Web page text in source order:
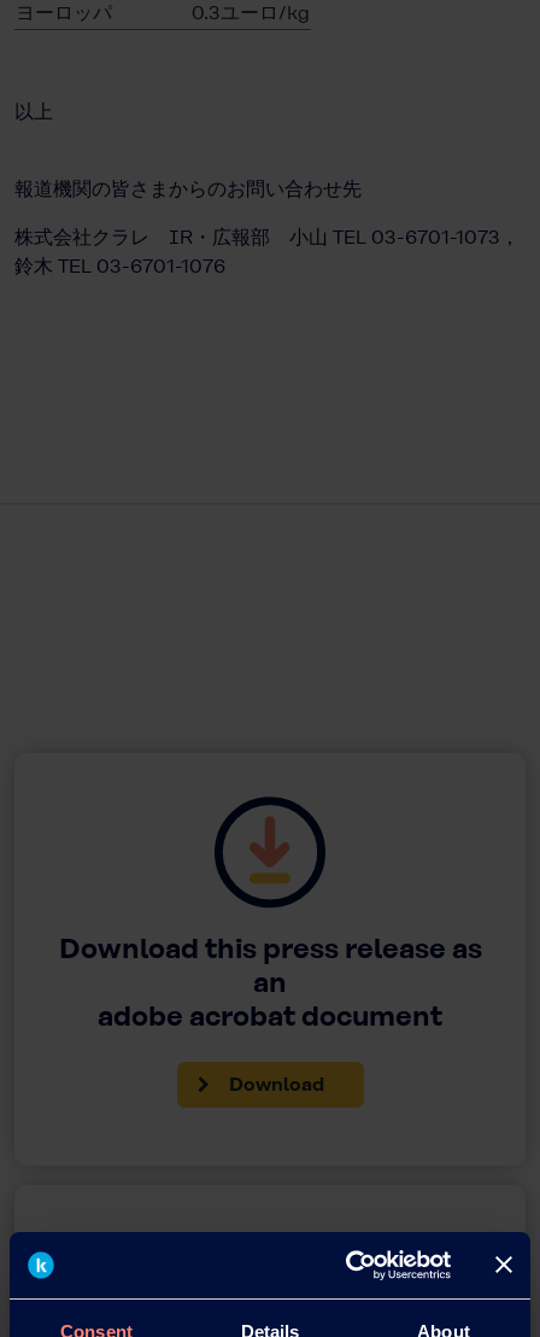
Consent Details About
ヨーロッパ
0.3ユーロ/kg
以上
報道機関の皆さまからのお問い合わせ先
株式会社クラレ IR・広報部 小山 TEL 03-6701-1073，
鈴木 TEL 03-6701-1076
Download this press release as
an
adobe acrobat document
Download